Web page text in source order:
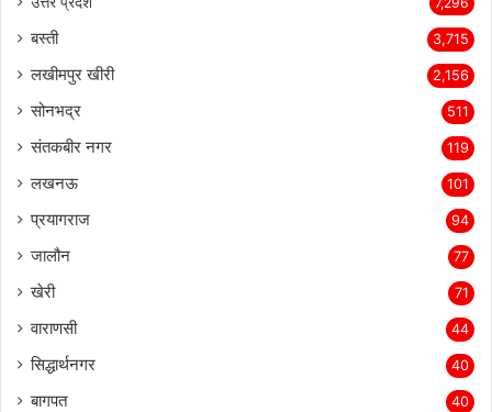
बस्ती 3,715
लखीमपुर खीरी 2,156
सोनभद्र 511
संतकबीर नगर 119
लखनऊ 101
प्रयागराज 94
जालौन 77
खेरी 71
वाराणसी 44
सिद्धार्थनगर 40
बागपत 40